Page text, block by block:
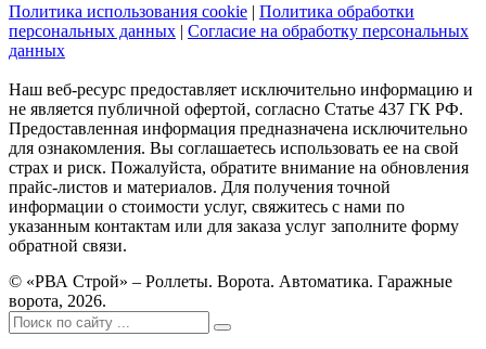
Политика использования cookie | Политика обработки
персональных данных | Согласие на обработку персональных
данных
Наш веб-ресурс предоставляет исключительно информацию и
не является публичной офертой, согласно Статье 437 ГК РФ.
Предоставленная информация предназначена исключительно
для ознакомления. Вы соглашаетесь использовать ее на свой
страх и риск. Пожалуйста, обратите внимание на обновления
прайс-листов и материалов. Для получения точной
информации о стоимости услуг, свяжитесь с нами по
указанным контактам или для заказа услуг заполните форму
обратной связи.
© «РВА Строй» – Роллеты. Ворота. Автоматика. Гаражные
ворота, 2026.